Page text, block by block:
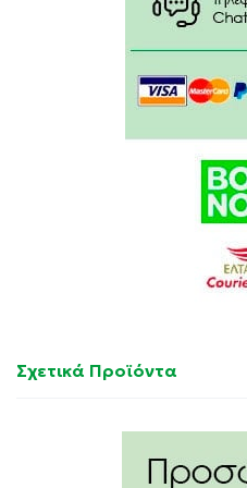
Αποφύγετε την
και αν χρησιμοποιείτε
έκθεση στον ήλιο. Να
παιδιά σε μέρος δροσερό
προϊόντα δεν
ακτινοβολία. Η μείωση
αντηλιακού περιορίζει
προστασίας. Αποφύγετε
Χρησιμοποιήστε
ρουχισμό και γυαλιά ηλίου.
Aqua (Water), Dibutyl
Triazone, Methylene Bis-
Σχετικά Προϊόντα